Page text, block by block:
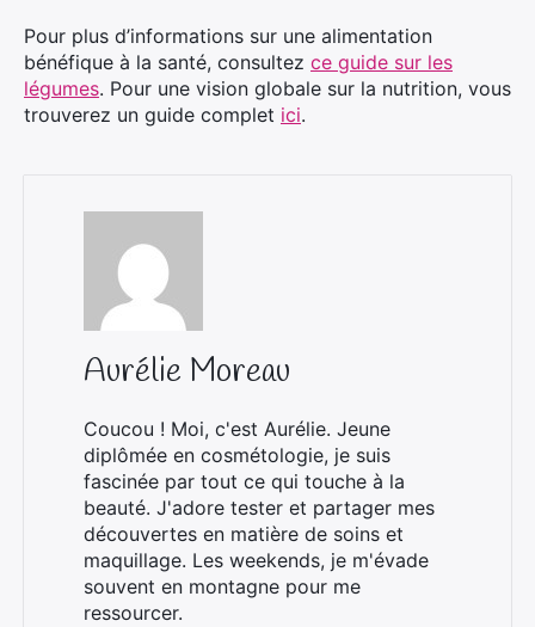
Pour plus d’informations sur une alimentation
bénéfique à la santé, consultez ce guide sur les
légumes. Pour une vision globale sur la nutrition, vous
trouverez un guide complet ici.
Aurélie Moreau
Coucou ! Moi, c'est Aurélie. Jeune
diplômée en cosmétologie, je suis
fascinée par tout ce qui touche à la
beauté. J'adore tester et partager mes
découvertes en matière de soins et
maquillage. Les weekends, je m'évade
souvent en montagne pour me
ressourcer.